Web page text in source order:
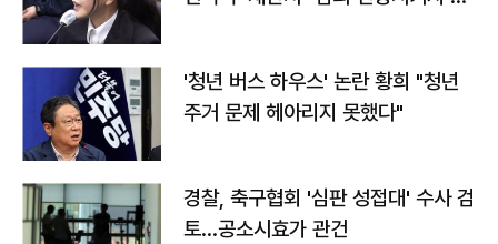
'청년 버스 하우스' 논란 황희 "청년
주거 문제 헤아리지 못했다"
경찰, 축구협회 '심판 성접대' 수사 검
토…공소시효가 관건